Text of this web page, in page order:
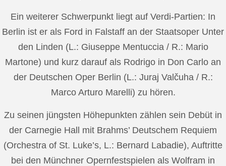
Ein weiterer Schwerpunkt liegt auf Verdi-Partien: In
Berlin ist er als Ford in Falstaff an der Staatsoper Unter
den Linden (L.: Giuseppe Mentuccia / R.: Mario
Martone) und kurz darauf als Rodrigo in Don Carlo an
der Deutschen Oper Berlin (L.: Juraj Valčuha / R.:
Marco Arturo Marelli) zu hören.
Zu seinen jüngsten Höhepunkten zählen sein Debüt in
der Carnegie Hall mit Brahms’ Deutschem Requiem
(Orchestra of St. Luke’s, L.: Bernard Labadie), Auftritte
bei den Münchner Opernfestspielen als Wolfram in